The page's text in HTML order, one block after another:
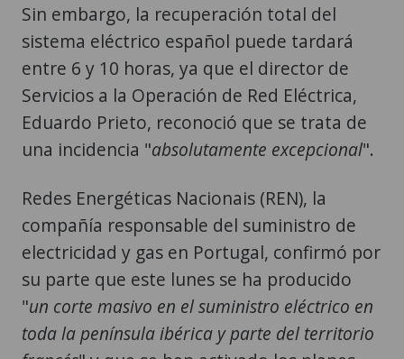
Sin embargo, la recuperación total del
sistema eléctrico español puede tardará
entre 6 y 10 horas, ya que el director de
Servicios a la Operación de Red Eléctrica,
Eduardo Prieto, reconoció que se trata de
una incidencia "absolutamente excepcional".
Redes Energéticas Nacionais (REN), la
compañía responsable del suministro de
electricidad y gas en Portugal, confirmó por
su parte que este lunes se ha producido
"un corte masivo en el suministro eléctrico en
toda la península ibérica y parte del territorio